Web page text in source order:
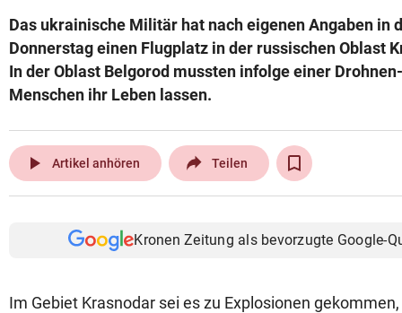
Das ukrainische Militär hat nach eigenen Angaben in
Donnerstag einen Flugplatz in der russischen Oblast
In der Oblast Belgorod mussten infolge einer
Menschen ihr Leben lassen.
play_arrow Artikel anhören Teilen
Kronen Zeitung als bevorzugte Google-
Im Gebiet Krasnodar sei es zu Explosionen